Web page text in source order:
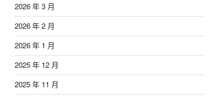
2026 年 3 月
2026 年 2 月
2026 年 1 月
2025 年 12 月
2025 年 11 月